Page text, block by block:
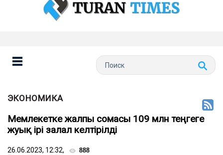
ЭКОНОМИКА
Мемлекетке жалпы сомасы 109 млн теңгеге
жуық ірі залал келтірілді
26.06.2023, 12:32, 888